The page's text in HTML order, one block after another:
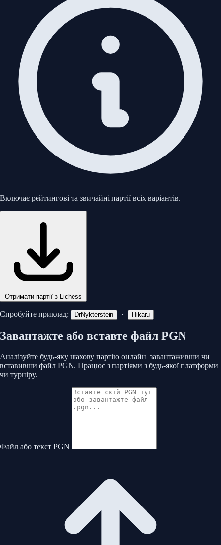
Включає рейтингові та звичайні партії всіх варіантів.
Отримати партії з Lichess
Спробуйте приклад: DrNykterstein · Hikaru
Завантажте або вставте файл PGN
Аналізуйте будь-яку шахову партію онлайн, завантаживши чи
вставивши файл PGN. Працює з партіями з будь-якої платформи
чи турніру.
Файл або текст PGN